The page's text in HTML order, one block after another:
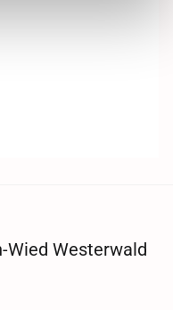
Wied Westerwald